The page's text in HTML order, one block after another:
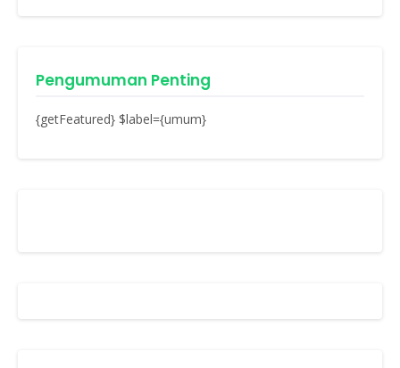
Pengumuman Penting
{getFeatured} $label={umum}